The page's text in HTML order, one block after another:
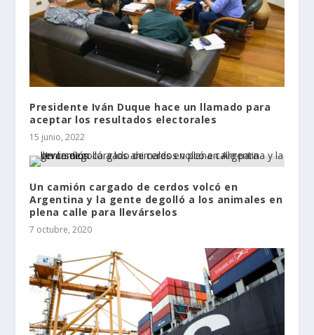
Presidente Iván Duque hace un llamado para
aceptar los resultados electorales
15 junio, 2022
Un camión cargado de cerdos volcó en
Argentina y la gente degolló a los animales en
plena calle para llevárselos
7 octubre, 2020